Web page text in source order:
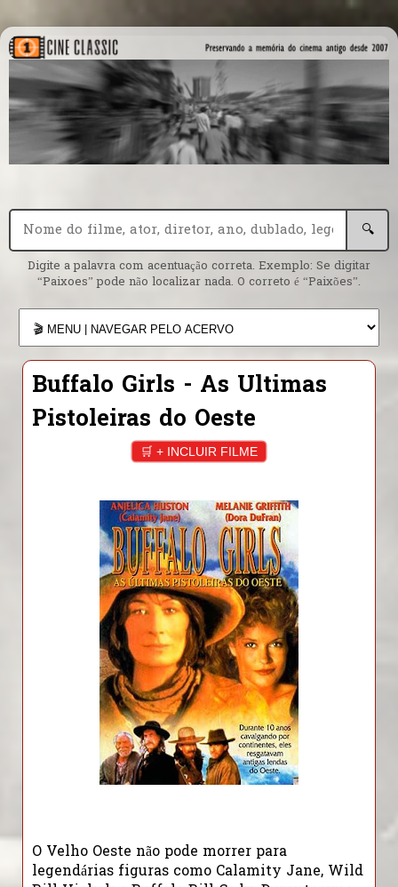
🔍
Digite a palavra com acentuação correta. Exemplo: Se digitar
“Paixoes” pode não localizar nada. O correto é “Paixões”.
Buffalo Girls - As Ultimas
Pistoleiras do Oeste
🛒 + INCLUIR FILME
O Velho Oeste não pode morrer para
legendárias figuras como Calamity Jane, Wild